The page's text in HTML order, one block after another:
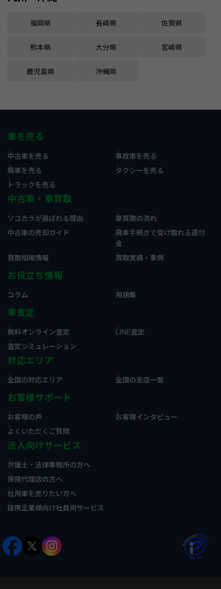
福岡県 長崎県 佐賀県
熊本県 大分県 宮崎県
鹿児島県 沖縄県
車を売る
中古車を売る
事故車を売る
廃車を売る
タクシーを売る
トラックを売る
中古車・車買取
ソコカラが選ばれる理由
車買取の流れ
中古車の売却ガイド
廃車手続きで受け取れる還付
金
買取相場情報
買取実績・事例
お役立ち情報
コラム 用語集
車査定
無料オンライン査定
LINE査定
査定シミュレーション
対応エリア
全国の対応エリア 全国の支店一覧
お客様サポート
お客様の声
お客様インタビュー
よくいただくご質問
法人向けサービス
弁護士・法律事務所の方へ
保険代理店の方へ
社用車を売りたい方へ
提携企業様向け社員用サービス